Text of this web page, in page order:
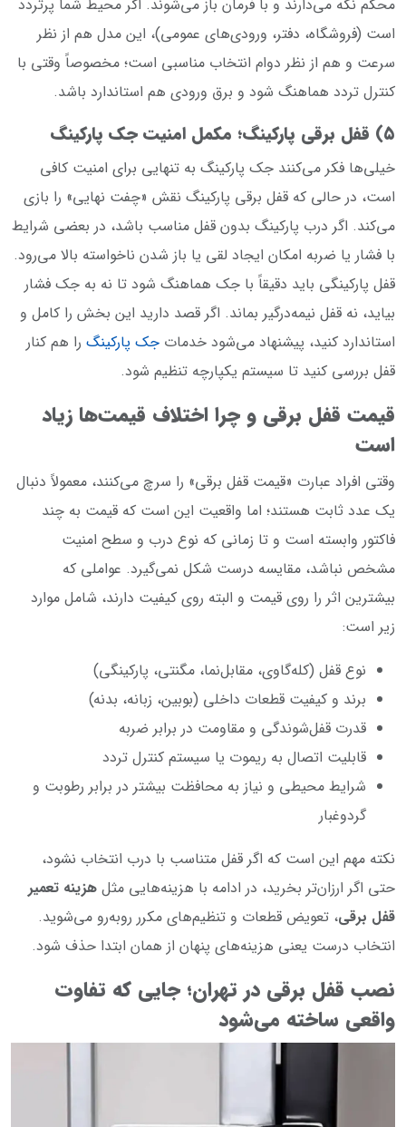
محکم نگه می‌دارند و با فرمان باز می‌شوند. اگر محیط شما پرتردد
است (فروشگاه، دفتر، ورودی‌های عمومی)، این مدل هم از نظر
سرعت و هم از نظر دوام انتخاب مناسبی است؛ مخصوصاً وقتی با
کنترل تردد هماهنگ شود و برق ورودی هم استاندارد باشد.
۵) قفل برقی پارکینگ؛ مکمل امنیت جک پارکینگ
خیلی‌ها فکر می‌کنند جک پارکینگ به تنهایی برای امنیت کافی
است، در حالی که قفل برقی پارکینگ نقش «چفت نهایی» را بازی
می‌کند. اگر درب پارکینگ بدون قفل مناسب باشد، در بعضی شرایط
با فشار یا ضربه امکان ایجاد لقی یا باز شدن ناخواسته بالا می‌رود.
قفل پارکینگی باید دقیقاً با جک هماهنگ شود تا نه به جک فشار
بیاید، نه قفل نیمه‌درگیر بماند. اگر قصد دارید این بخش را کامل و
استاندارد کنید، پیشنهاد می‌شود خدمات جک پارکینگ را هم کنار
قفل بررسی کنید تا سیستم یکپارچه تنظیم شود.
قیمت قفل برقی و چرا اختلاف قیمت‌ها زیاد
است
وقتی افراد عبارت «قیمت قفل برقی» را سرچ می‌کنند، معمولاً دنبال
یک عدد ثابت هستند؛ اما واقعیت این است که قیمت به چند
فاکتور وابسته است و تا زمانی که نوع درب و سطح امنیت
مشخص نباشد، مقایسه درست شکل نمی‌گیرد. عواملی که
بیشترین اثر را روی قیمت و البته روی کیفیت دارند، شامل موارد
زیر است:
نوع قفل (کله‌گاوی، مقابل‌نما، مگنتی، پارکینگی)
برند و کیفیت قطعات داخلی (بوبین، زبانه، بدنه)
قدرت قفل‌شوندگی و مقاومت در برابر ضربه
قابلیت اتصال به ریموت یا سیستم کنترل تردد
شرایط محیطی و نیاز به محافظت بیشتر در برابر رطوبت و
گردوغبار
نکته مهم این است که اگر قفل متناسب با درب انتخاب نشود،
حتی اگر ارزان‌تر بخرید، در ادامه با هزینه‌هایی مثل هزینه تعمیر
قفل برقی، تعویض قطعات و تنظیم‌های مکرر روبه‌رو می‌شوید.
انتخاب درست یعنی هزینه‌های پنهان از همان ابتدا حذف شود.
نصب قفل برقی در تهران؛ جایی که تفاوت
واقعی ساخته می‌شود